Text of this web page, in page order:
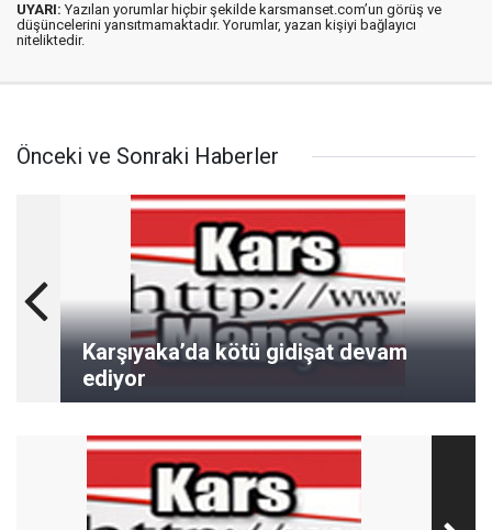
UYARI: Yazılan yorumlar hiçbir şekilde karsmanset.com’un görüş ve
düşüncelerini yansıtmamaktadır. Yorumlar, yazan kişiyi bağlayıcı
niteliktedir.
Önceki ve Sonraki Haberler
Karşıyaka’da kötü gidişat devam
ediyor